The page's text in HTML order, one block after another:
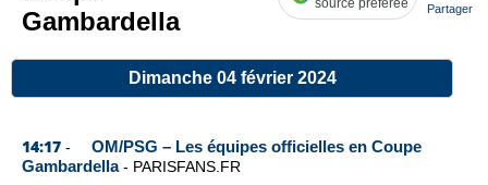
Gambardella
source préférée
Partager
Dimanche 04 février 2024
14:17 -
OM/PSG – Les équipes officielles en Coupe
Gambardella- PARISFANS.FR